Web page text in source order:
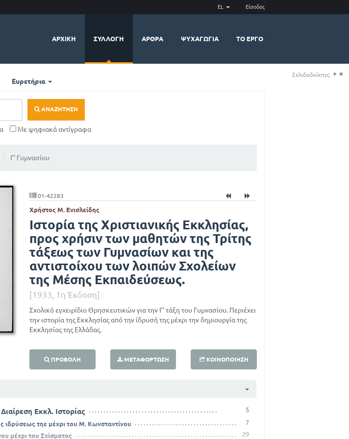
EL Είσοδος
ΑΡΧΙΚΉ ΣΥΛΛΟΓΉ ΆΡΘΡΑ ΨΥΧΑΓΩΓΊΑ ΤΟ ΈΡΓΟ
Ευρετήρια
ΑΝΑΖΉΤΗΣΗ
Με ψηφιακά αντίγραφα
Γ' Γυμνασίου
01-42283
Χρήστος Μ. Ενισλείδης
Ιστορία της Χριστιανικής Εκκλησίας,
προς χρήσιν των μαθητών της Τρίτης
τάξεως των Γυμνασίων και της
αντιστοίχου των λοιπών Σχολείων
της Μέσης Εκπαιδεύσεως.
[1933, 1η Έκδοση]
Σχολικό εγχειρίδιο Θρησκευτικών για την Γ' τάξη του Γυμνασίου. Περιέχει
την ιστορία της Εκκλησίας από την ίδρυσή της μέχρι την δημιουργία της
Εκκλησίας της Ελλάδας.
ΠΡΟΒΟΛΉ ΜΕΤΑΦΌΡΤΩΣΗ ΚΟΙΝΟΠΟΊΗΣΗ
Εκκλ. Ιστορίας 5
ιδρύσεως τηε μέχρι του Μ. Κωνσταντίνου
7
μέχρι του Σχίσματος
29
Σελιδοδείκτης: